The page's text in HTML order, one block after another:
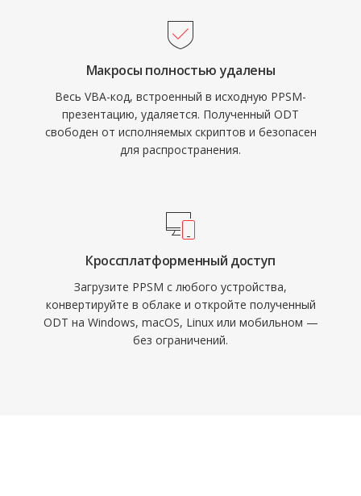
Макросы полностью удалены
Весь VBA-код, встроенный в исходную PPSM-
презентацию, удаляется. Полученный ODT
свободен от исполняемых скриптов и безопасен
для распространения.
Кроссплатформенный доступ
Загрузите PPSM с любого устройства,
конвертируйте в облаке и откройте полученный
ODT на Windows, macOS, Linux или мобильном —
без ограничений.